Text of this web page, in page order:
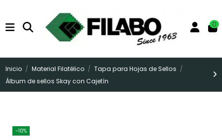
0
Inicio Material Filatélico
Tapa para Hojas de Sellos
Álbum de sellos Skay con Cajetín
-10%